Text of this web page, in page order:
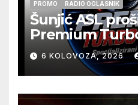
PROMO RADIO OGLASNIK
Šunjić ASL
Premium
na jednoj
6 KOLOVOZA, 2026